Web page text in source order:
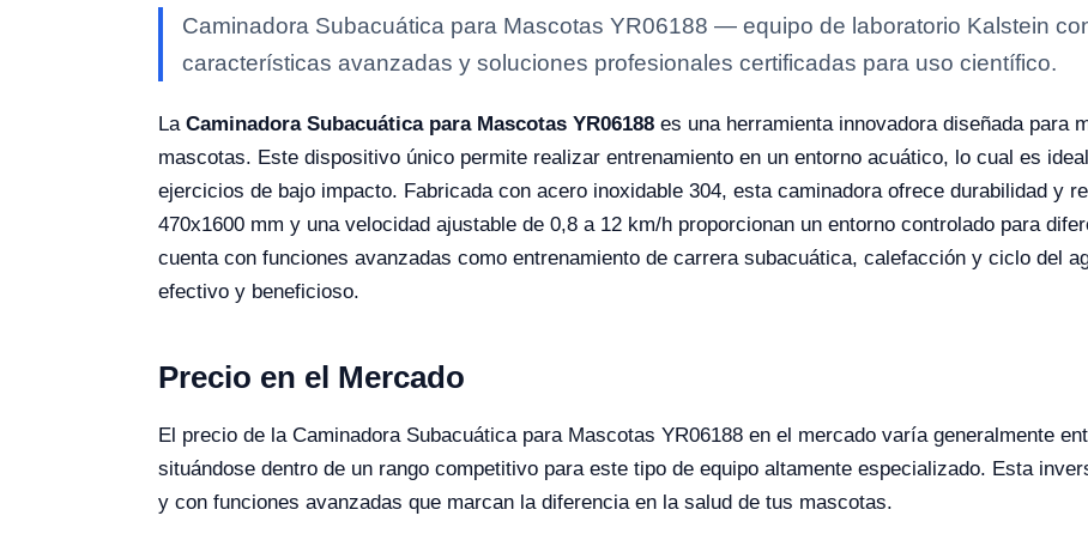
Caminadora Subacuática para Mascotas YR06188 — equipo de laboratorio Kalstein
características avanzadas y soluciones profesionales certificadas para uso científico.
La Caminadora Subacuática para Mascotas YR06188 es una herramienta innovadora diseñada para
mascotas. Este dispositivo único permite realizar entrenamiento en un entorno acuático, lo cual es
ejercicios de bajo impacto. Fabricada con acero inoxidable 304, esta caminadora ofrece durabilidad y
470x1600 mm y una velocidad ajustable de 0,8 a 12 km/h proporcionan un entorno controlado para
cuenta con funciones avanzadas como entrenamiento de carrera subacuática, calefacción y ciclo del
efectivo y beneficioso.
Precio en el Mercado
El precio de la Caminadora Subacuática para Mascotas YR06188 en el mercado varía generalmente
situándose dentro de un rango competitivo para este tipo de equipo altamente especializado. Esta
y con funciones avanzadas que marcan la diferencia en la salud de tus mascotas.